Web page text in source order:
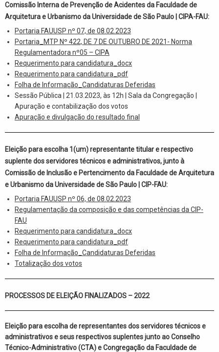
Comissão Interna de Prevenção de Acidentes da Faculdade de
Arquitetura e Urbanismo da Universidade de São Paulo | CIPA-FAU:
Portaria FAUUSP nº 07, de 08.02.2023
Portaria_MTP Nº 422, DE 7 DE OUTUBRO DE 2021- Norma
Regulamentadora nº05 – CIPA
Requerimento para candidatura_docx
Requerimento para candidatura_pdf
Folha de Informação_Candidaturas Deferidas
Sessão Pública | 21.03.2023, às 12h | Sala da Congregação |
Apuração e contabilização dos votos
Apuração e divulgação do resultado final
Eleição para escolha 1(um) representante titular e respectivo
suplente dos servidores técnicos e administrativos, junto à
Comissão de Inclusão e Pertencimentoda Faculdade de Arquitetura
e Urbanismo da Universidade de São Paulo CIP-FAU:
Portaria FAUUSP nº 06, de 08.02.2023
Regulamentação da composição e das competências da CIP-
FAU
Requerimento para candidatura_docx
Requerimento para candidatura_pdf
Folha de Informação_Candidaturas Deferidas
Totalização dos votos
PROCESSOS DE ELEIÇÃO FINALIZADOS – 2022
Eleição para escolha de representantes dos servidores técnicos e
administrativos e seus respectivos suplentes junto ao Conselho
Técnico-Administrativo (CTA) e Congregação da Faculdade de